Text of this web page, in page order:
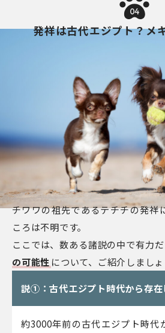
04
発祥は古代エジプト？メ
チワワの祖先であるテチチの発祥
ころは不明です。
ここでは、数ある諸説の中で有力
の可能性 について、ご紹介しましょ
説①：古代エジプト時代から存在
約3000年前の古代エジプト時代